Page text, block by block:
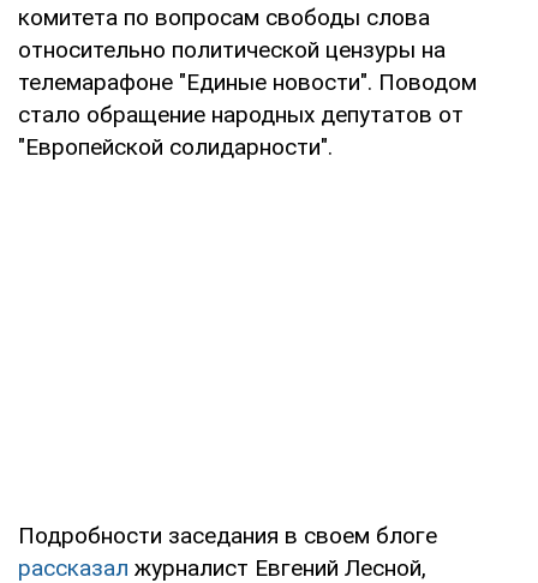
комитета по вопросам свободы слова
относительно политической цензуры на
телемарафоне "Единые новости". Поводом
стало обращение народных депутатов от
"Европейской солидарности".
Подробности заседания в своем блоге
рассказал журналист Евгений Лесной,